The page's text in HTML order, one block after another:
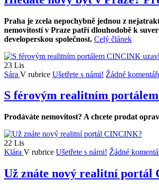
Praha je zcela nepochybně jednou z
nemovitostí v Praze patří dlouhodobě k
developerskou společnost. Celý článek
23 Lis
Sára V rubrice Ušetřete s námi! Žádné
S férovým realitním
Prodáváte nemovitost? A chcete prodat
22 Lis
Klára V rubrice Ušetřete s námi! Žádné
Už znáte nový realitní portál